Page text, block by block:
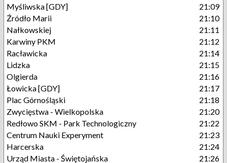
Myśliwska [GDY]
21:09
Źródło Marii
21:10
Nałkowskiej
21:11
Karwiny PKM
21:12
Racławicka
21:14
Lidzka
21:15
Olgierda
21:16
Łowicka [GDY]
21:17
Plac Górnośląski
21:18
Zwycięstwa - Wielkopolska
21:20
Redłowo SKM - Park Technologiczny
21:22
Centrum Nauki Experyment
21:23
Harcerska
21:24
Urząd Miasta - Świętojańska
21:26